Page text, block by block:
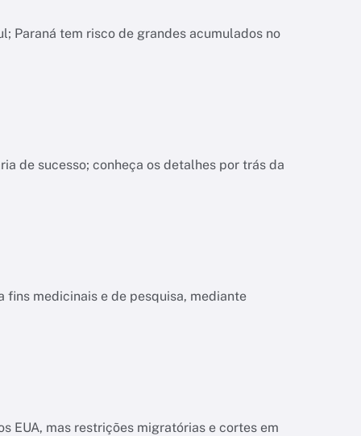
Paraná tem risco de grandes acumulados no
de sucesso; conheça os detalhes por trás da
fins medicinais e de pesquisa, mediante
EUA, mas restrições migratórias e cortes em